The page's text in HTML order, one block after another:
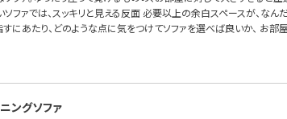
ファでは、スッキリと見える反面 必要以上の余白スペースが、なん
にあたり、どのような点に気をつけてソファを選べば良いか、 お
ングソファ